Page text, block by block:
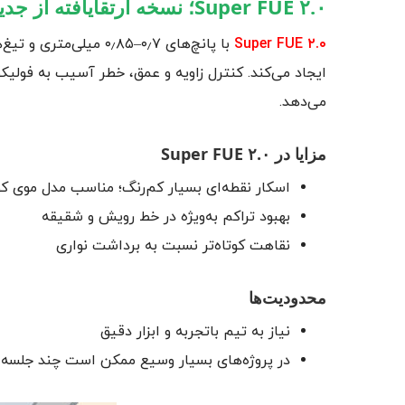
Super FUE ۲.۰؛ نسخه ارتقایافته از جدیدترین ‌روش کاشت مو
Super FUE ۲.۰
با پانچ‌های
ایجاد می‌کند. کنترل زاویه و عمق، خطر آسیب به
می‌دهد.
مزایا در Super FUE ۲.۰
اسکار نقطه‌ای بسیار کم‌رنگ؛ مناسب مدل موی
بهبود تراکم به‌ویژه در خط رویش و شقیقه
نقاهت کوتاه‌تر نسبت به برداشت نواری
محدودیت‌ها
نیاز به تیم باتجربه و ابزار دقیق
در پروژه‌های بسیار وسیع ممکن است چند جلسه